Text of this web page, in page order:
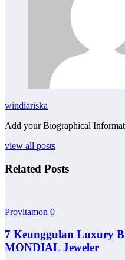
windiariska
Add your Biographical
view all posts
Related Posts
Provitamon 0
7 Keunggulan Luxury
MONDIAL Jeweler